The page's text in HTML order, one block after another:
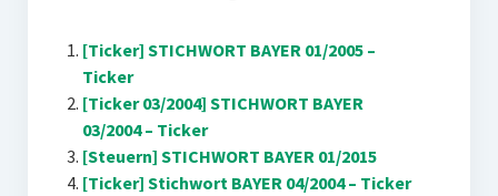
[Ticker] STICHWORT BAYER 01/2005 –
Ticker
[Ticker 03/2004] STICHWORT BAYER
03/2004 – Ticker
[Steuern] STICHWORT BAYER 01/2015
[Ticker] Stichwort BAYER 04/2004 – Ticker